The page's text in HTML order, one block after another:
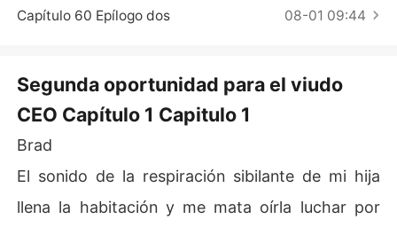
e vida solitaria.
Capítulo 60 Epílogo dos 08-01 09:44
Segunda oportunidad para el viudo
CEO Capítulo 1 Capitulo 1
Brad
El sonido de la respiración sibilante de mi hija
llena la habitación y me mata oírla luchar por